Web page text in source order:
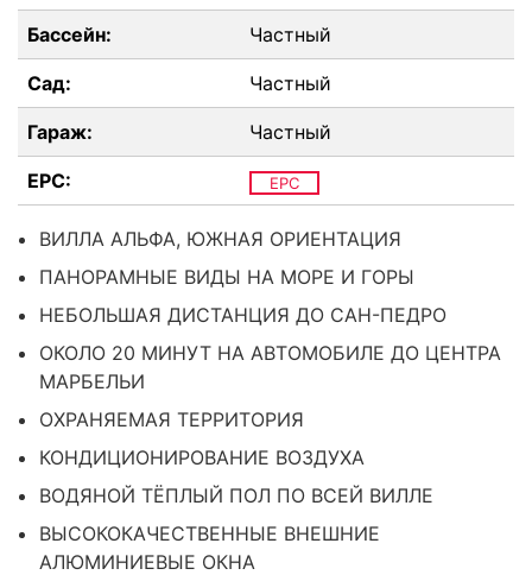
Бассейн: Частный
Сад: Частный
Гараж: Частный
EPC: EPC
ВИЛЛА АЛЬФА, ЮЖНАЯ ОРИЕНТАЦИЯ
ПАНОРАМНЫЕ ВИДЫ НА МОРЕ И ГОРЫ
НЕБОЛЬШАЯ ДИСТАНЦИЯ ДО САН-ПЕДРО
ОКОЛО 20 МИНУТ НА АВТОМОБИЛЕ ДО ЦЕНТРА
МАРБЕЛЬИ
ОХРАНЯЕМАЯ ТЕРРИТОРИЯ
КОНДИЦИОНИРОВАНИЕ ВОЗДУХА
ВОДЯНОЙ ТЁПЛЫЙ ПОЛ ПО ВСЕЙ ВИЛЛЕ
ВЫСОКОКАЧЕСТВЕННЫЕ ВНЕШНИЕ
АЛЮМИНИЕВЫЕ ОКНА